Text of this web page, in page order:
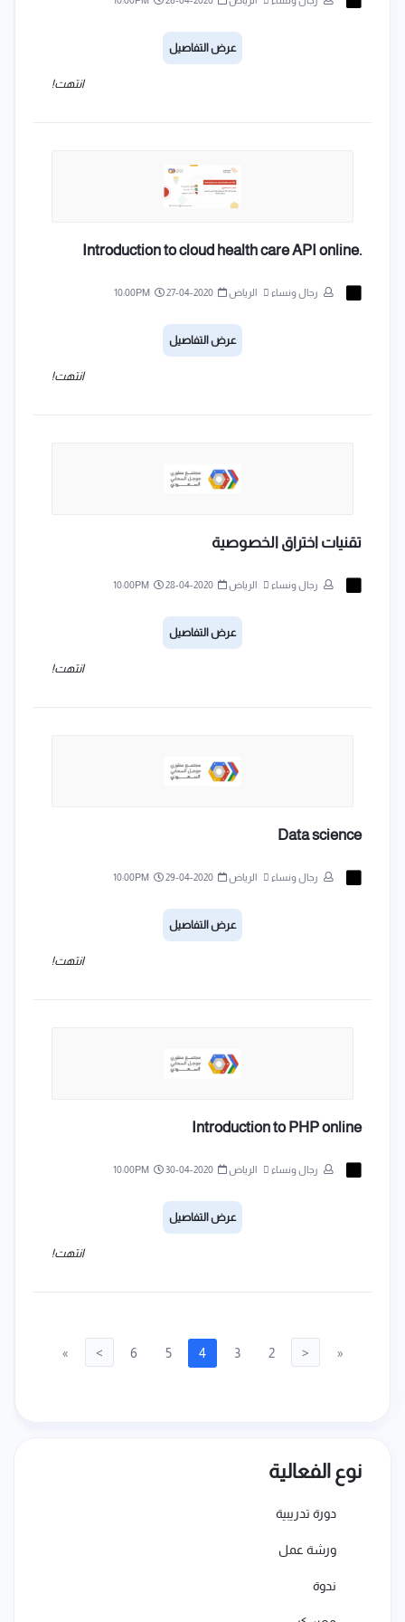
عرض التفاصيل
انتهت!
.Introduction to cloud health care API online
رجال ونساء الرياض 2020-04-27
10:00PM
عرض التفاصيل
انتهت!
تقنيات اختراق الخصوصية
رجال ونساء الرياض 2020-04-28
10:00PM
عرض التفاصيل
انتهت!
Data science
رجال ونساء الرياض 2020-04-29
10:00PM
عرض التفاصيل
انتهت!
Introduction to PHP online
رجال ونساء الرياض 2020-04-30
10:00PM
عرض التفاصيل
انتهت!
«
<
2
3
4
5
6
>
»
نوع الفعالية
دورة تدريبية
ورشة عمل
ندوة